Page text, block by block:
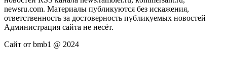
newsru.com. Материалы публикуются без искажения,
ответственность за достоверность публикуемых новостей
Администрация сайта не несёт.
Сайт от bmb1 @ 2024